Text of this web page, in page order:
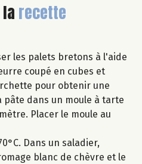
recette
les palets bretons à l'aide
coupé en cubes et
pour obtenir une
pâte dans un moule à tarte
Placer le moule au
Dans un saladier,
blanc de chèvre et le